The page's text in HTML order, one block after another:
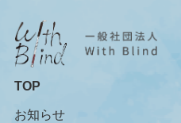
TOP
お知らせ